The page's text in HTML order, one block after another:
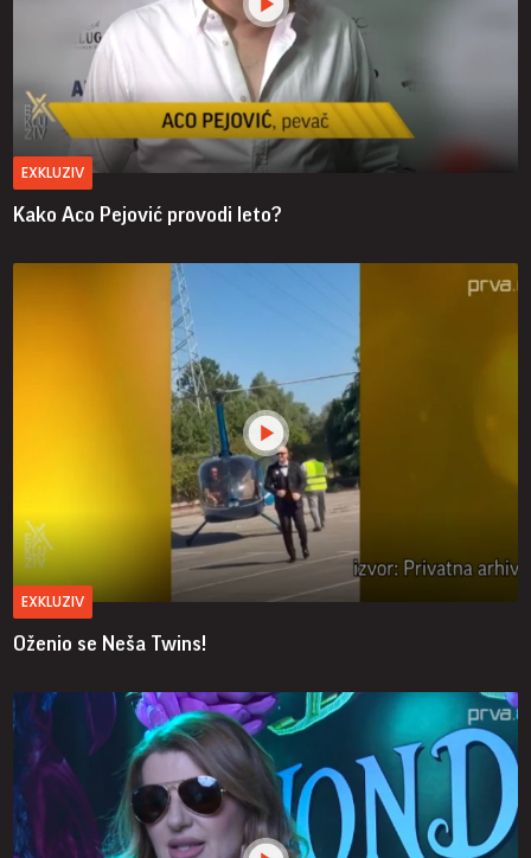
EXKLUZIV
Kako Aco Pejović provodi leto?
EXKLUZIV
Oženio se Neša Twins!